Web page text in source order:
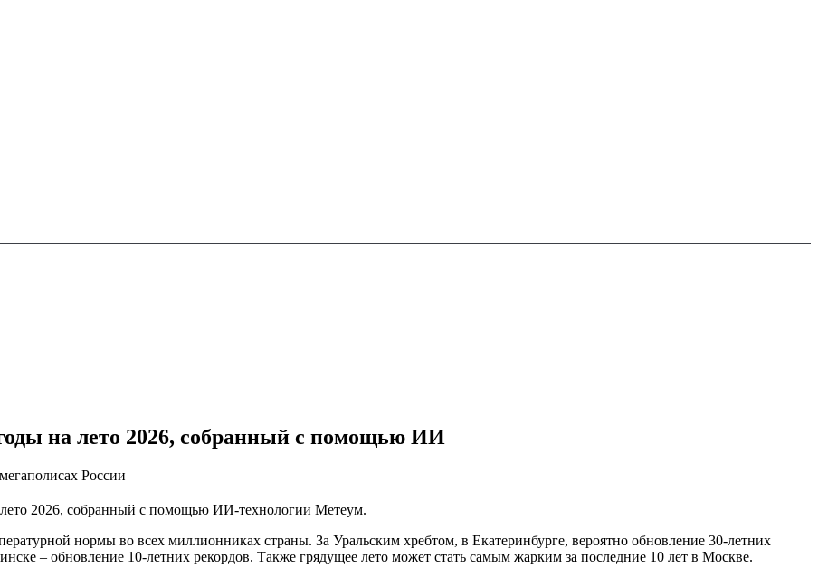
на лето 2026, собранный с помощью ИИ
России
2026, собранный с помощью ИИ-технологии Метеум.
нормы во всех миллионниках страны. За Уральским хребтом, в Екатеринбурге, вероятно обновление 30-летних
– обновление 10-летних рекордов. Также грядущее лето может стать самым жарким за последние 10 лет в Москве.